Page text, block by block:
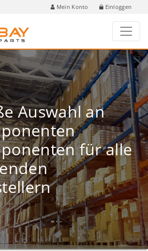
Mein Konto Einloggen
Auswahl an
für alle